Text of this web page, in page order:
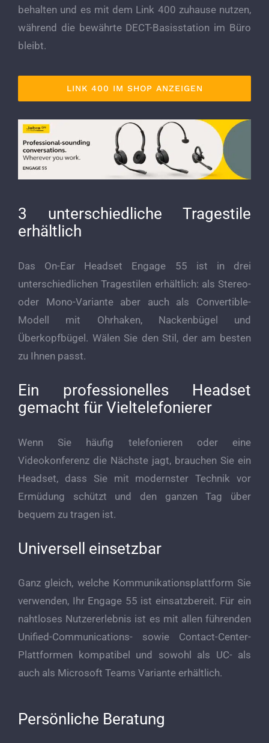
behalten und es mit dem Link 400 zuhause nutzen,
während die bewährte DECT-Basisstation im Büro
bleibt.
LINK 400 IM SHOP ANZEIGEN
3 unterschiedliche Tragestile
erhältlich
Das On-Ear Headset Engage 55 ist in drei
unterschiedlichen Tragestilen erhältlich: als Stereo-
oder Mono-Variante aber auch als Convertible-
Modell mit Ohrhaken, Nackenbügel und
Überkopfbügel. Wälen Sie den Stil, der am besten
zu Ihnen passt.
Ein professionelles Headset
gemacht für Vieltelefonierer
Wenn Sie häufig telefonieren oder eine
Videokonferenz die Nächste jagt, brauchen Sie ein
Headset, dass Sie mit modernster Technik vor
Ermüdung schützt und den ganzen Tag über
bequem zu tragen ist.
Universell einsetzbar
Ganz gleich, welche Kommunikationsplattform Sie
verwenden, Ihr Engage 55 ist einsatzbereit. Für ein
nahtloses Nutzererlebnis ist es mit allen führenden
Unified-Communications- sowie Contact-Center-
Plattformen kompatibel und sowohl als UC- als
auch als Microsoft Teams Variante erhältlich.
Persönliche Beratung